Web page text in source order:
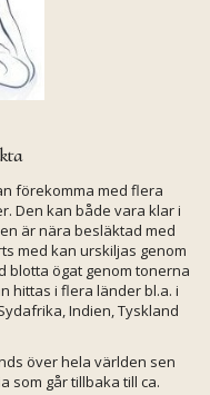
förekomma med flera
Den kan både vara klar i
är nära besläktad med
med kan urskiljas genom
blotta ögat genom tonerna
hittas i flera länder bl.a. i
Indien, Tyskland
över hela världen sen
som går tillbaka till ca.